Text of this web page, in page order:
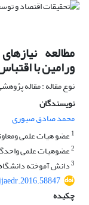
مطالعه
ورامین با
نوع مقاله : مقاله
نویسندگان
محمد صادق صبوری
1عضو هیات علمی
2عضوهیات علمی
3دانش آموخته
چکیده